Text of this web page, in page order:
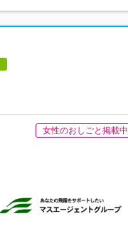
女性のおしごと掲載中